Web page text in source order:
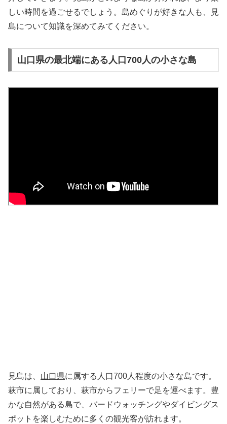
しい時間を過ごせるでしょう。島めぐりが好きな人も、見
島について知識を深めてみてください。
山口県の最北端にある人口700人の小さな島
見島は、 山口県に属する人口700人程度の小さな島です。
萩市に属しており、萩市からフェリーで足を運べます。豊
かな自然がある島で、バードウォッチングやダイビングス
ポットを楽しむために多くの観光客が訪れます。